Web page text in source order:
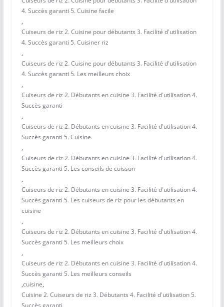
4. Succès garanti 5. Cuisine facile
,
Cuiseurs de riz 2. Cuisine pour débutants 3. Facilité d'utilisation
4. Succès garanti 5. Cuisiner riz
,
Cuiseurs de riz 2. Cuisine pour débutants 3. Facilité d'utilisation
4. Succès garanti 5. Les meilleurs choix
,
Cuiseurs de riz 2. Débutants en cuisine 3. Facilité d'utilisation 4.
Succès garanti
,
Cuiseurs de riz 2. Débutants en cuisine 3. Facilité d'utilisation 4.
Succès garanti 5. Cuisine.
,
Cuiseurs de riz 2. Débutants en cuisine 3. Facilité d'utilisation 4.
Succès garanti 5. Les conseils de cuisson
,
Cuiseurs de riz 2. Débutants en cuisine 3. Facilité d'utilisation 4.
Succès garanti 5. Les cuiseurs de riz pour les débutants en
cuisine
,
Cuiseurs de riz 2. Débutants en cuisine 3. Facilité d'utilisation 4.
Succès garanti 5. Les meilleurs choix
,
Cuiseurs de riz 2. Débutants en cuisine 3. Facilité d'utilisation 4.
Succès garanti 5. Les meilleurs conseils
,cuisine,
Cuisine 2. Cuiseurs de riz 3. Débutants 4. Facilité d'utilisation 5.
Succès garanti